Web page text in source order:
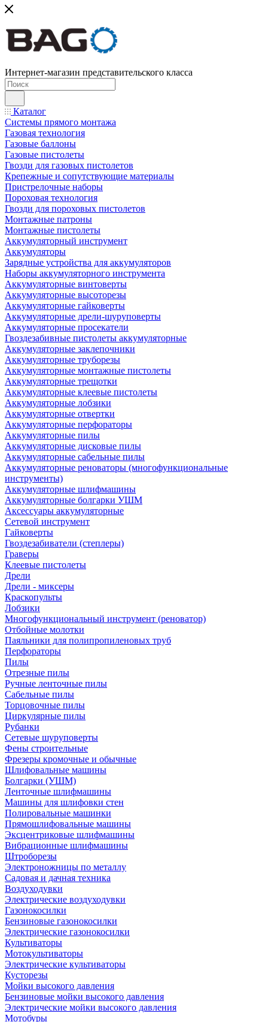
Интернет-магазин представительского класса
Каталог
Системы прямого монтажа
Газовая технология
Газовые баллоны
Газовые пистолеты
Гвозди для газовых пистолетов
Крепежные и сопутствующие материалы
Пристрелочные наборы
Пороховая технология
Гвозди для пороховых пистолетов
Монтажные патроны
Монтажные пистолеты
Аккумуляторный инструмент
Аккумуляторы
Зарядные устройства для аккумуляторов
Наборы аккумуляторного инструмента
Аккумуляторные винтоверты
Аккумуляторные высоторезы
Аккумуляторные гайковерты
Аккумуляторные дрели-шуруповерты
Аккумуляторные просекатели
Гвоздезабивные пистолеты аккумуляторные
Аккумуляторные заклепочники
Аккумуляторные труборезы
Аккумуляторные монтажные пистолеты
Аккумуляторные трещотки
Аккумуляторные клеевые пистолеты
Аккумуляторные лобзики
Аккумуляторные отвертки
Аккумуляторные перфораторы
Аккумуляторные пилы
Аккумуляторные дисковые пилы
Аккумуляторные сабельные пилы
Аккумуляторные реноваторы (многофункциональные
инструменты)
Аккумуляторные шлифмашины
Аккумуляторные болгарки УШМ
Аксессуары аккумуляторные
Сетевой инструмент
Гайковерты
Гвоздезабиватели (степлеры)
Граверы
Клеевые пистолеты
Дрели
Дрели - миксеры
Краскопульты
Лобзики
Многофункциональный инструмент (реноватор)
Отбойные молотки
Паяльники для полипропиленовых труб
Перфораторы
Пилы
Отрезные пилы
Ручные ленточные пилы
Сабельные пилы
Торцовочные пилы
Циркулярные пилы
Рубанки
Сетевые шуруповерты
Фены строительные
Фрезеры кромочные и обычные
Шлифовальные машины
Болгарки (УШМ)
Ленточные шлифмашины
Машины для шлифовки стен
Полировальные машинки
Прямошлифовальные машины
Эксцентриковые шлифмашины
Вибрационные шлифмашины
Штроборезы
Электроножницы по металлу
Садовая и дачная техника
Воздуходувки
Электрические воздуходувки
Газонокосилки
Бензиновые газонокосилки
Электрические газонокосилки
Культиваторы
Мотокультиваторы
Электрические культиваторы
Кусторезы
Мойки высокого давления
Бензиновые мойки высокого давления
Электрические мойки высокого давления
Мотобуры